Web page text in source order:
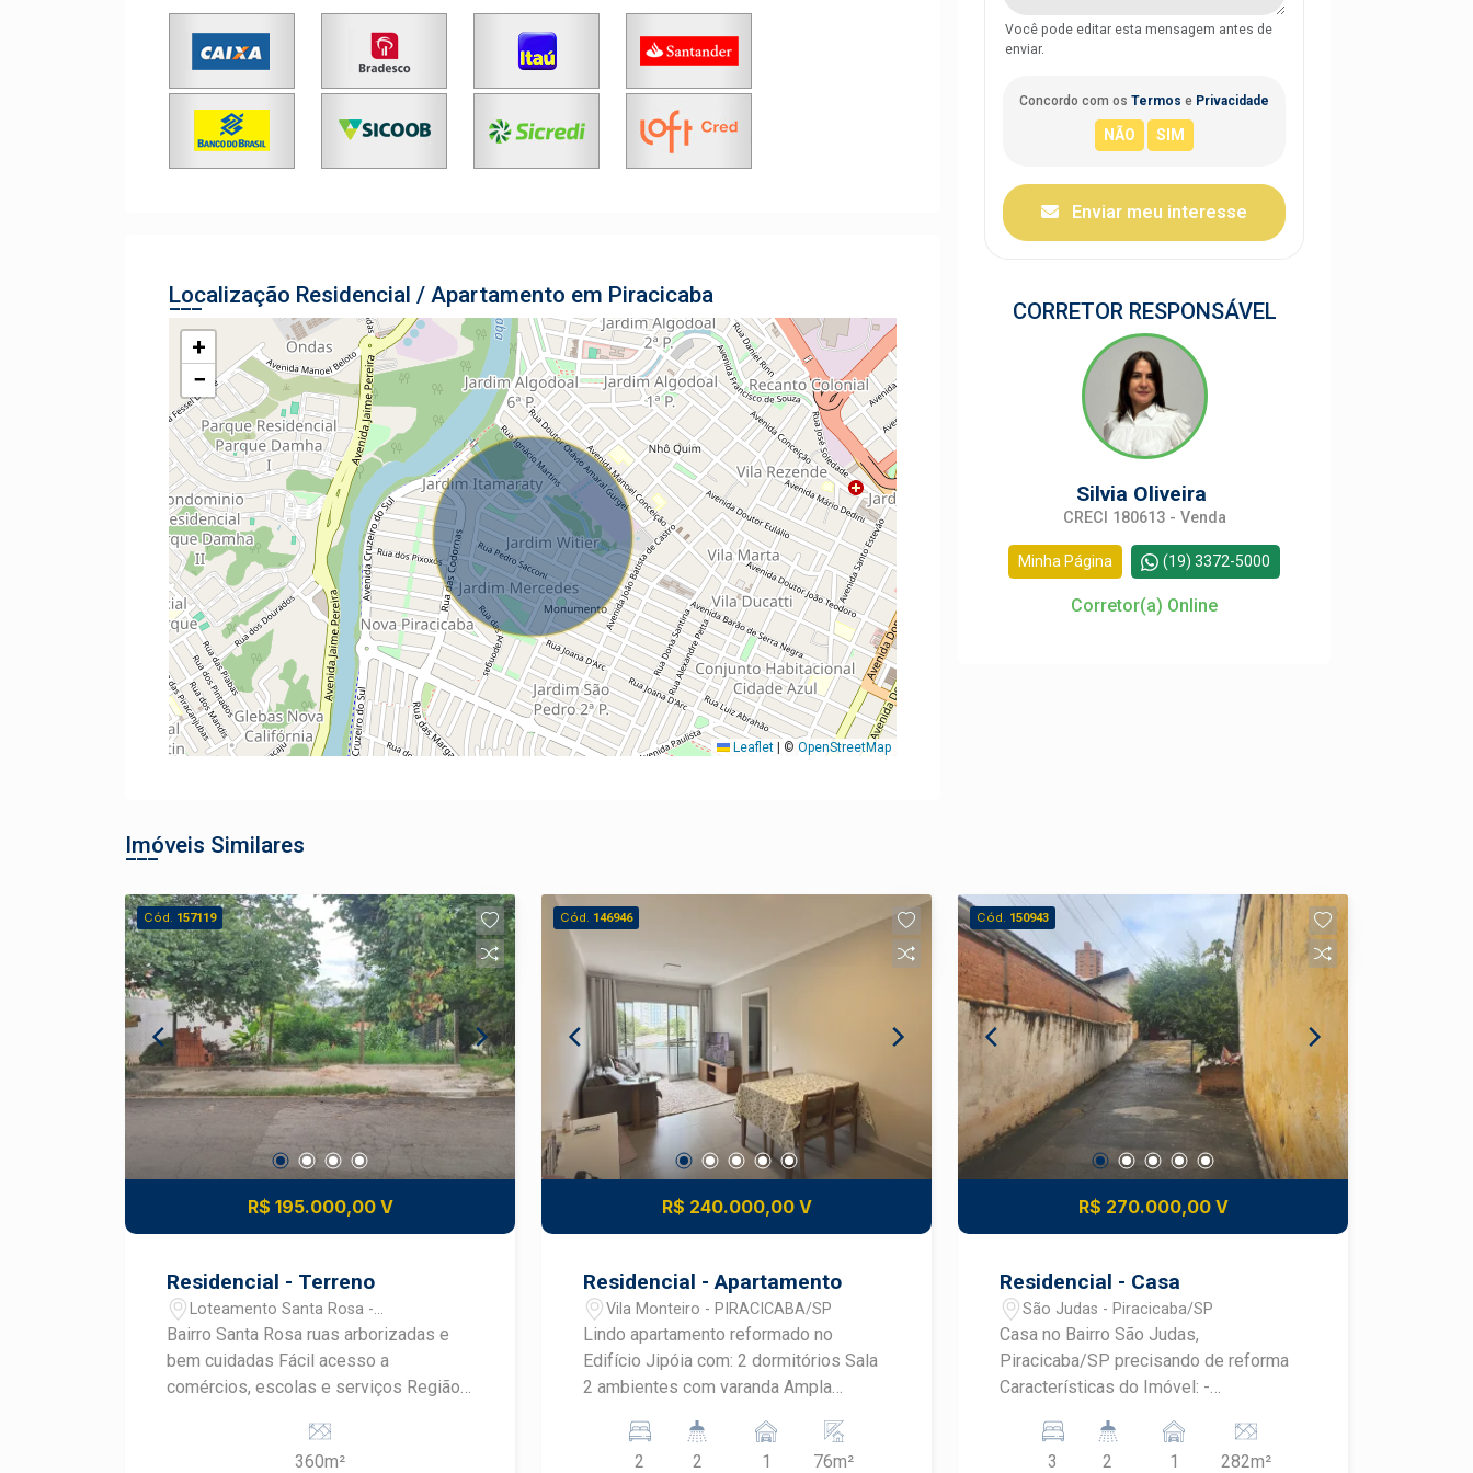
Localização Residencial / Apartamento em Piracicaba
+
−
Leaflet © OpenStreetMap
Você pode editar esta mensagem antes de
enviar.
Concordo com os Termos e Privacidade
Enviar meu interesse
CORRETOR RESPONSÁVEL
Silvia Oliveira
CRECI 180613 - Venda
Minha Página (19) 3372-5000
Corretor(a) Online
Imóveis Similares
Cód. 157119
R$ 195.000,00 V
Residencial - Terreno
Loteamento Santa Rosa -
Piracicaba/SP
Bairro Santa Rosa ruas arborizadas e
bem cuidadas Fácil acesso a
comércios, escolas e serviços Região
contato com áreas verdes Área total de
360 m² Dimensões: 12 x 30 metros
360m²
Cód. 146946
R$ 240.000,00 V
Residencial - Apartamento
Vila Monteiro - PIRACICABA/SP
Lindo apartamento reformado no
Edifício Jipóia com: 2 dormitórios Sala
2 ambientes com varanda Ampla
banheiro.
2
2
1
76m²
Cód. 150943
R$ 270.000,00 V
Residencial - Casa
São Judas - Piracicaba/SP
Casa no Bairro São Judas,
Piracicaba/SP precisando de reforma
Características do Imóvel: -
reforma - Área Construída: 133,60 m², -
Área do Terreno: 282,40 m², permitindo
3
2
1
282m²